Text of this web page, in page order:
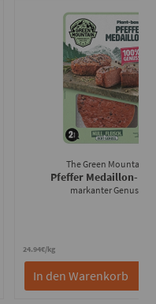
The Green Mountain
Pfeffer Medaillon-
markanter Genuss
24.94€/kg
In den Warenkorb